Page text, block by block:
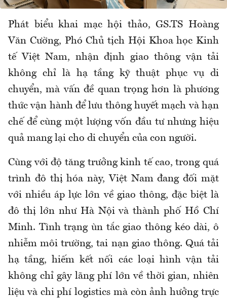
Phát biểu khai mạc hội thảo, GS.TS Hoàng
Văn Cường, Phó Chủ tịch Hội Khoa học Kinh
tế Việt Nam, nhận định giao thông vận tải
không chỉ là hạ tầng kỹ thuật phục vụ di
chuyển, mà vấn đề quan trọng hơn là phương
thức vận hành để lưu thông huyết mạch và hạn
chế để cùng một lượng vốn đầu tư nhưng hiệu
quả mang lại cho di chuyển của con người.
Cùng với độ tăng trưởng kinh tế cao, trong quá
trình đô thị hóa này, Việt Nam đang đối mặt
với nhiều áp lực lớn về giao thông, đặc biệt là
đô thị lớn như Hà Nội và thành phố Hồ Chí
Minh. Tình trạng ùn tắc giao thông kéo dài, ô
nhiễm môi trường, tai nạn giao thông. Quá tải
hạ tầng, hiếm kết nối các loại hình vận tải
không chỉ gây lãng phí lớn về thời gian, nhiên
liệu và chi phí logistics mà còn ảnh hưởng trực